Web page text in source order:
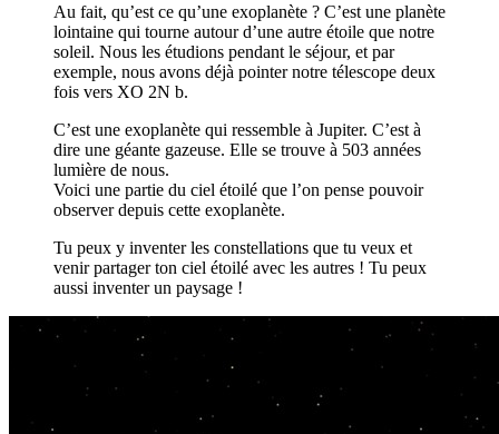
Au fait, qu’est ce qu’une exoplanète ? C’est une planète
lointaine qui tourne autour d’une autre étoile que notre
soleil. Nous les étudions pendant le séjour, et par
exemple, nous avons déjà pointer notre télescope deux
fois vers XO 2N b.
C’est une exoplanète qui ressemble à Jupiter. C’est à
dire une géante gazeuse. Elle se trouve à 503 années
lumière de nous.
Voici une partie du ciel étoilé que l’on pense pouvoir
observer depuis cette exoplanète.
Tu peux y inventer les constellations que tu veux et
venir partager ton ciel étoilé avec les autres ! Tu peux
aussi inventer un paysage !